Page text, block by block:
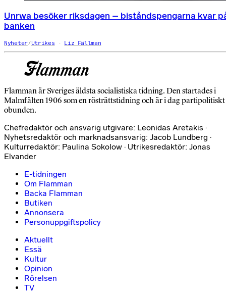
Unrwa besöker riksdagen – biståndspengarna kvar
banken
Nyheter/Utrikes Liz Fällman
Flamman är Sveriges äldsta socialistiska tidning. Den startades i
Malmfälten 1906 som en rösträttstidning och är i dag partipolitiskt
obunden.
Chefredaktör och ansvarig utgivare: Leonidas Aretakis ·
Nyhetsredaktör och marknadsansvarig: Jacob Lundberg ·
Kulturredaktör: Paulina Sokolow · Utrikesredaktör: Jonas
Elvander
E-tidningen
Om Flamman
Backa Flamman
Butiken
Annonsera
Personuppgiftspolicy
Aktuellt
Essä
Kultur
Opinion
Rörelsen
TV